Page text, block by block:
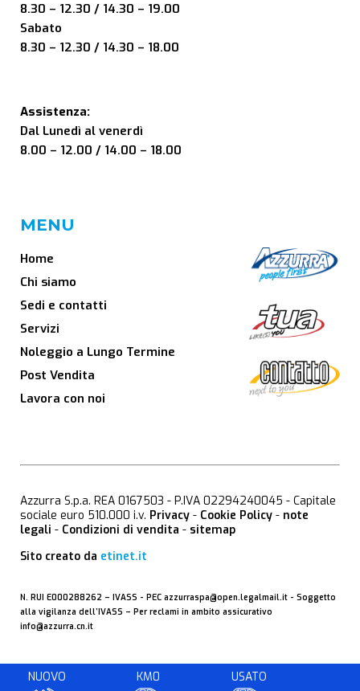
NUOVO KM0 USATO
8.30 – 12.30 / 14.30 – 19.00
Sabato
8.30 – 12.30 / 14.30 – 18.00
Assistenza:
Dal Lunedì al venerdì
8.00 – 12.00 / 14.00 – 18.00
MENU
Home
Chi siamo
Sedi e contatti
Servizi
Noleggio a Lungo Termine
Post Vendita
Lavora con noi
Azzurra S.p.a. REA 0167503 - P.IVA 02294240045 - Capitale
sociale euro 510.000 i.v. Privacy - Cookie Policy - note
legali - Condizioni di vendita - sitemap
Sito creato da etinet.it
N. RUI E000288262 – IVASS - PEC azzurraspa@open.legalmail.it - Soggetto
alla vigilanza dell’IVASS – Per reclami in ambito assicurativo
info@azzurra.cn.it